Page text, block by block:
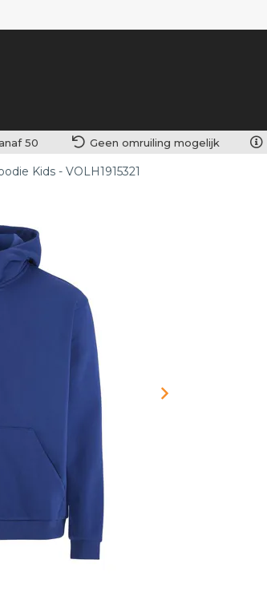
50 Geen omruiling mogelijk
Kids - VOLH1915321